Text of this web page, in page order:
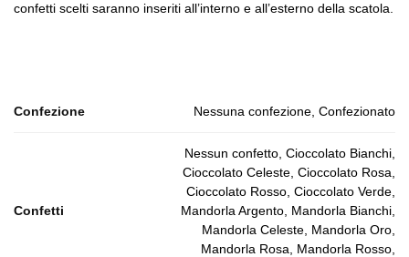
confetti scelti saranno inseriti all’interno e all’esterno della scatola.
Confezione Nessuna confezione, Confezionato
Confetti
Nessun confetto, Cioccolato Bianchi,
Cioccolato Celeste, Cioccolato Rosa,
Cioccolato Rosso, Cioccolato Verde,
Mandorla Argento, Mandorla Bianchi,
Mandorla Celeste, Mandorla Oro,
Mandorla Rosa, Mandorla Rosso,